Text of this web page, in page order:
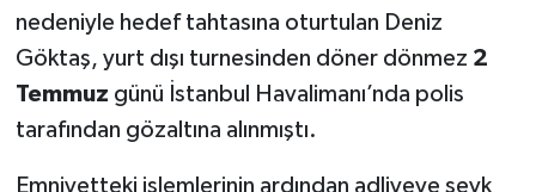
nedeniyle hedef tahtasına oturtulan Deniz
Göktaş, yurt dışı turnesinden döner dönmez 2
Temmuz günü İstanbul Havalimanı’nda polis
tarafından gözaltına alınmıştı.
Emniyetteki işlemlerinin ardından adliyeye sevk